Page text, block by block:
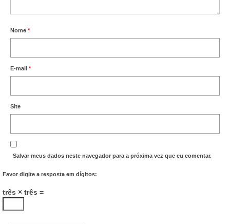
Nome *
E-mail *
Site
Salvar meus dados neste navegador para a próxima vez que eu comentar.
Favor digite a resposta em dígitos:
três × três =